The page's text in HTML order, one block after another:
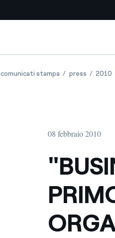
Produciamo energia
con l'Innovability®
Massimizziamo la
rapporto con i nostri
energia pulita
UNUSUAL", IL PRIMO
comunicati stampa "BUSINESS AS
press 2010
08 febbraio 2010